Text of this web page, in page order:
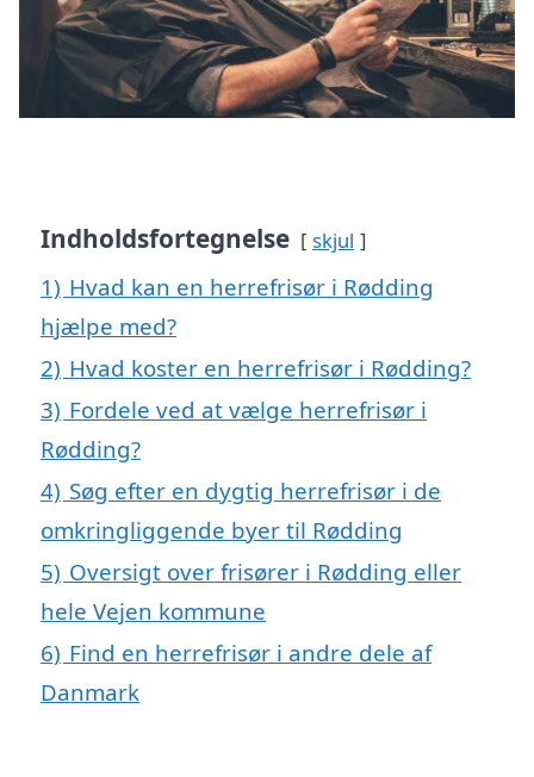
Indholdsfortegnelse skjul
1) Hvad kan en herrefrisør i Rødding
hjælpe med?
2) Hvad koster en herrefrisør i Rødding?
3) Fordele ved at vælge herrefrisør i
Rødding?
4) Søg efter en dygtig herrefrisør i de
omkringliggende byer til Rødding
5) Oversigt over frisører i Rødding eller
hele Vejen kommune
6) Find en herrefrisør i andre dele af
Danmark